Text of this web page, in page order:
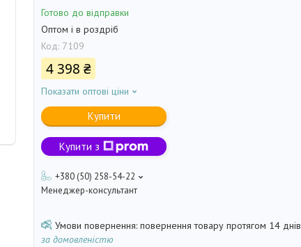
Готово до відправки
Оптом і в роздріб
Код: 7109
4 398 ₴
Показати оптові ціни
Купити
Купити з
+380 (50) 258-54-22
Менеджер-консультант
повернення товару протягом 14 днів
за домовленістю